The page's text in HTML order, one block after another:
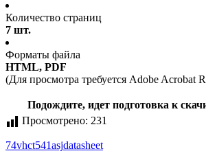
Количество страниц
7 шт.
Форматы файла
HTML, PDF
(Для просмотра требуется Adobe Acrobat
Подождите, идет подготовка к
Просмотрено: 231
74vhct541asjdatasheet